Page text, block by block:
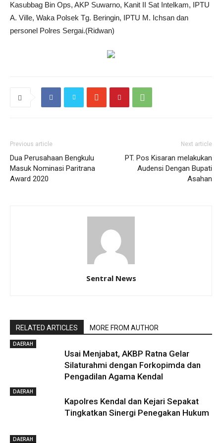
Kasubbag Bin Ops, AKP Suwarno, Kanit II Sat Intelkam, IPTU
A. Ville, Waka Polsek Tg. Beringin, IPTU M. Ichsan dan
personel Polres Sergai.(Ridwan)
Previous article
Dua Perusahaan Bengkulu
Masuk Nominasi Paritrana
Award 2020
Next article
PT. Pos Kisaran melakukan
Audensi Dengan Bupati
Asahan
Sentral News
RELATED ARTICLES MORE FROM AUTHOR
DAERAH
Usai Menjabat, AKBP Ratna Gelar
Silaturahmi dengan Forkopimda dan
Pengadilan Agama Kendal
DAERAH
Kapolres Kendal dan Kejari Sepakat
Tingkatkan Sinergi Penegakan Hukum
DAERAH